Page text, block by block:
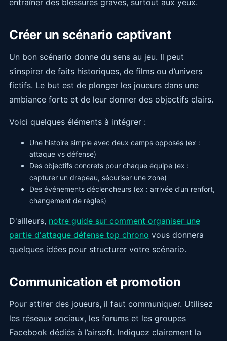
entraîner des blessures graves, surtout aux yeux.
Créer un scénario captivant
Un bon scénario donne du sens au jeu. Il peut
s’inspirer de faits historiques, de films ou d’univers
fictifs. Le but est de plonger les joueurs dans une
ambiance forte et de leur donner des objectifs clairs.
Voici quelques éléments à intégrer :
Une histoire simple avec deux camps opposés (ex :
attaque vs défense)
Des objectifs concrets pour chaque équipe (ex :
capturer un drapeau, sécuriser une zone)
Des événements déclencheurs (ex : arrivée d’un renfort,
changement de règles)
D'ailleurs, notre guide sur comment organiser une
partie d'attaque défense top chrono vous donnera
quelques idées pour structurer votre scénario.
Communication et promotion
Pour attirer des joueurs, il faut communiquer. Utilisez
les réseaux sociaux, les forums et les groupes
Facebook dédiés à l’airsoft. Indiquez clairement la